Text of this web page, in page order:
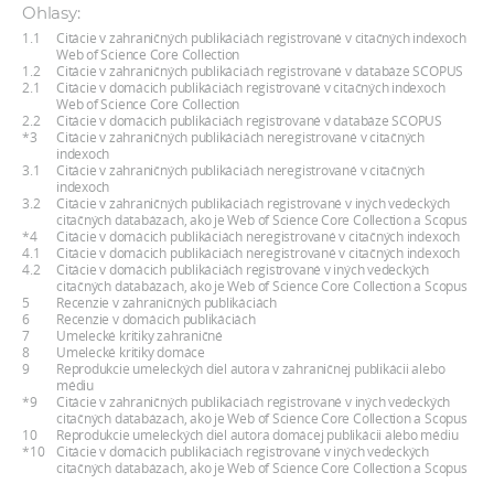
Ohlasy:
1.1
Citácie v zahraničných publikáciách registrované v citačných indexoch
Web of Science Core Collection
1.2
Citácie v zahraničných publikáciách registrované v databáze SCOPUS
2.1
Citácie v domácich publikáciách registrované v citačných indexoch
Web of Science Core Collection
2.2
Citácie v domácich publikáciách registrované v databáze SCOPUS
*3
Citácie v zahraničných publikáciách neregistrované v citačných
indexoch
3.1
Citácie v zahraničných publikáciách neregistrované v citačných
indexoch
3.2
Citácie v zahraničných publikáciách registrované v iných vedeckých
citačných databázach, ako je Web of Science Core Collection a Scopus
*4
Citácie v domácich publikáciách neregistrované v citačných indexoch
4.1
Citácie v domácich publikáciách neregistrované v citačných indexoch
4.2
Citácie v domácich publikáciách registrované v iných vedeckých
citačných databázach, ako je Web of Science Core Collection a Scopus
5
Recenzie v zahraničných publikáciách
6
Recenzie v domácich publikáciách
7
Umelecké kritiky zahraničné
8
Umelecké kritiky domáce
9
Reprodukcie umeleckých diel autora v zahraničnej publikácii alebo
médiu
*9
Citácie v zahraničných publikáciách registrované v iných vedeckých
citačných databázach, ako je Web of Science Core Collection a Scopus
10
Reprodukcie umeleckých diel autora domácej publikácii alebo médiu
*10
Citácie v domácich publikáciách registrované v iných vedeckých
citačných databázach, ako je Web of Science Core Collection a Scopus